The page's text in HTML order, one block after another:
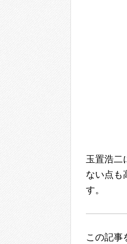
玉置浩二
ない点も
す。
この記事